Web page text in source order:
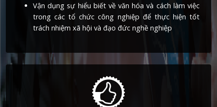
Vận dụng sự hiểu biết về văn hóa và cách làm việc
trong các tổ chức công nghiệp để thực hiện tốt
trách nhiệm xã hội và đạo đức nghề nghiệp